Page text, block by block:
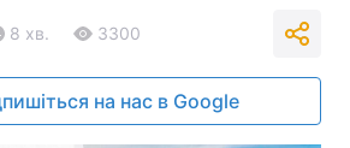
8 хв. 3300
на нас в Google